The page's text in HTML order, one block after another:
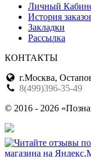
Личный
История
Закладки
Рассылка
КОНТАКТЫ
г.Москва,
8(499)396-35-49
© 2016 - 2026